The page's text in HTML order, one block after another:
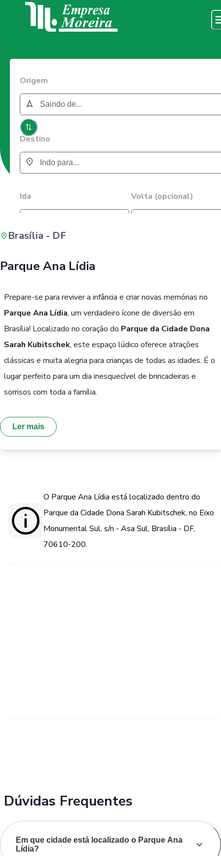
Origem
Destino
Ida Volta (opcional)
Brasília - DF
Parque Ana Lídia
Prepare-se para reviver a infância e criar novas memórias no
Parque Ana Lídia, um verdadeiro ícone de diversão em
Brasília! Localizado no coração do Parque da Cidade Dona
Sarah Kubitschek, este espaço lúdico oferece atrações
clássicas e muita alegria para crianças de todas as idades. É o
lugar perfeito para um dia inesquecível de brincadeiras e
sorrisos com toda a família.
Ler mais
O Parque Ana Lídia está localizado dentro do
Parque da Cidade Dona Sarah Kubitschek, no Eixo
Monumental Sul, s/n - Asa Sul, Brasília - DF,
70610-200.
Dúvidas Frequentes
Em que cidade está localizado o Parque Ana
Lídia?